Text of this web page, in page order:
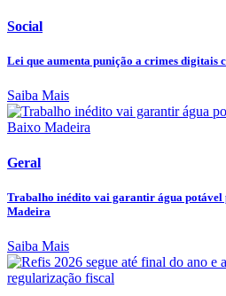
Social
Lei que aumenta punição a crimes digitais
Saiba Mais
Geral
Trabalho inédito vai garantir água potável
Madeira
Saiba Mais